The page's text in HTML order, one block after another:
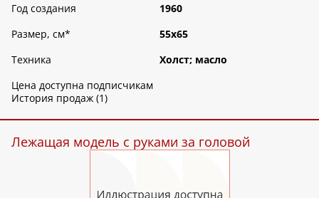
Год создания
1960
Размер, см*
55х65
Техника
Холст; масло
Цена доступна подписчикам
История продаж (1)
Лежащая модель с руками за головой